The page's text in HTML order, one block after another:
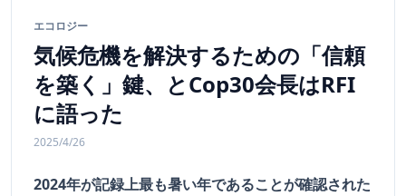
エコロジー
気候危機を解決するための「信頼
を築く」鍵、とCop30会長はRFI
に語った
2025/4/26
2024年が記録上最も暑い年であることが確認された